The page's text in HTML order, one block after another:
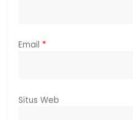
Email *
Situs Web